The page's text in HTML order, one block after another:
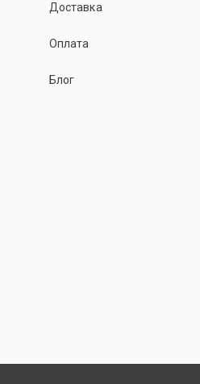
Доставка
Оплата
Блог